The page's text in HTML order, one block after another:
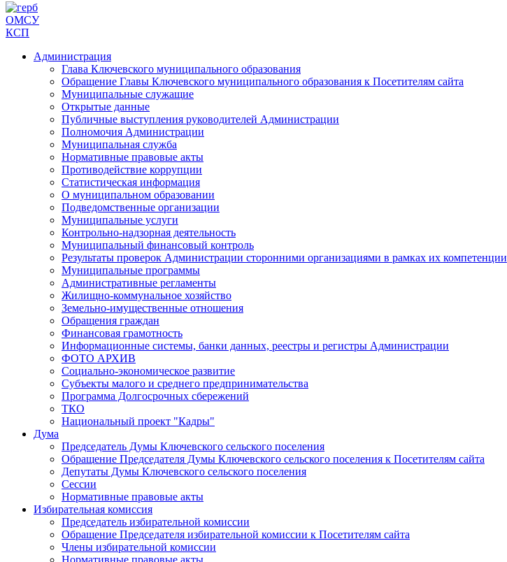
ОМСУ
КСП
Администрация
Глава Ключевского муниципального образования
Обращение Главы Ключевского муниципального образования к Посетителям сайта
Муниципальные служащие
Открытые данные
Публичные выступления руководителей Администрации
Полномочия Администрации
Муниципальная служба
Нормативные правовые акты
Противодействие коррупции
Статистическая информация
О муниципальном образовании
Подведомственные организации
Муниципальные услуги
Контрольно-надзорная деятельность
Муниципальный финансовый контроль
Результаты проверок Администрации сторонними организациями в рамках их компетенции
Муниципальные программы
Административные регламенты
Жилищно-коммунальное хозяйство
Земельно-имущественные отношения
Обращения граждан
Финансовая грамотность
Информационные системы, банки данных, реестры и регистры Администрации
ФОТО АРХИВ
Социально-экономическое развитие
Субъекты малого и среднего предпринимательства
Программа Долгосрочных сбережений
ТКО
Национальный проект "Кадры"
Дума
Председатель Думы Ключевского сельского поселения
Обращение Председателя Думы Ключевского сельского поселения к Посетителям сайта
Депутаты Думы Ключевского сельского поселения
Сессии
Нормативные правовые акты
Избирательная комиссия
Председатель избирательной комиссии
Обращение Председателя избирательной комиссии к Посетителям сайта
Члены избирательной комиссии
Нормативные правовые акты